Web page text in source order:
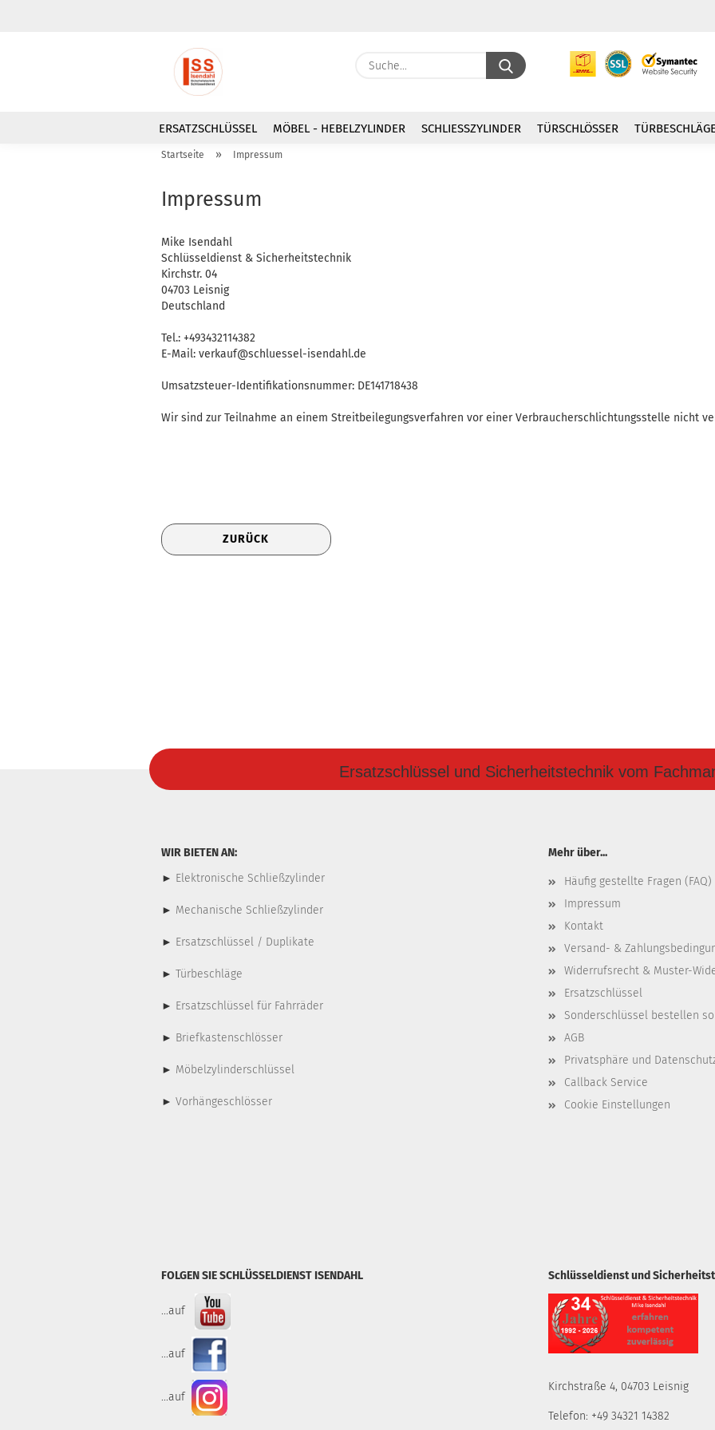
Suche...
ERSATZSCHLÜSSEL MÖBEL - HEBELZYLINDER SCHLIESSZYLINDER TÜRSCHLÖSSER
Startseite » Impressum
Impressum
Mike Isendahl
Schlüsseldienst & Sicherheitstechnik
Kirchstr. 04
04703 Leisnig
Deutschland
Tel.: +493432114382
E-Mail: verkauf@schluessel-isendahl.de
Umsatzsteuer-Identifikationsnummer: DE141718438
Wir sind zur Teilnahme an einem Streitbeilegungsverfahren vor einer Verbraucherschlichtungsstelle nicht
ZURÜCK
Ersatzschlüssel und Sicherheitstechnik vom
WIR BIETEN AN:
► Elektronische Schließzylinder
► Mechanische Schließzylinder
► Ersatzschlüssel / Duplikate
► Türbeschläge
► Ersatzschlüssel für Fahrräder
► Briefkastenschlösser
► Möbelzylinderschlüssel
► Vorhängeschlösser
Mehr über...
Häufig gestellte Fragen (FAQ)
Impressum
Kontakt
Versand- &
Widerrufsrecht & Muster-
Ersatzschlüssel
Sonderschlüssel bestellen
AGB
Privatsphäre und
Callback Service
Cookie Einstellungen
FOLGEN SIE SCHLÜSSELDIENST ISENDAHL
...auf
...auf
...auf
Schlüsseldienst und
Kirchstraße 4, 04703 Leisnig
Telefon: +49 34321 14382